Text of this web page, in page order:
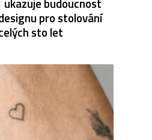
pro stolování
sto let